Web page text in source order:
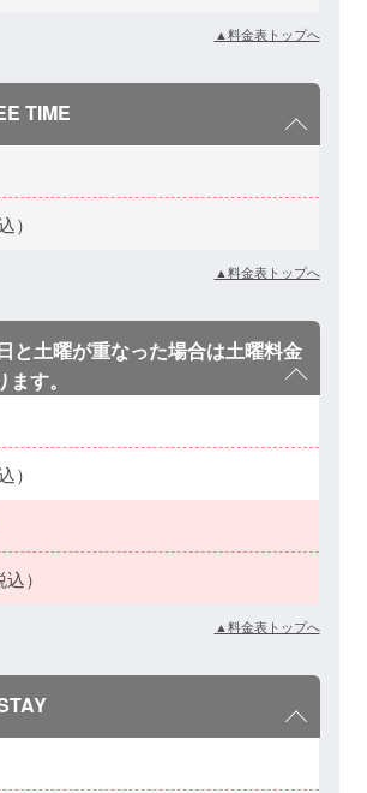
▲料金表トップへ
TIME
）
▲料金表トップへ
土曜が重なった場合は土曜料金
す。
）
）
▲料金表トップへ